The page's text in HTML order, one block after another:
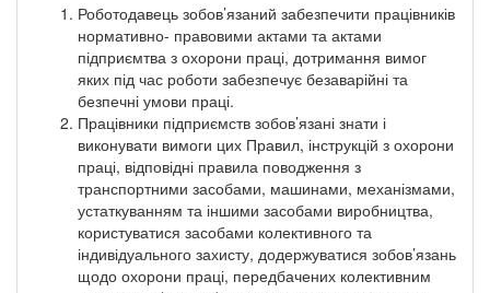
Роботодавець зобов’язаний забезпечити працівників
нормативно- правовими актами та актами
підприємтва з охорони праці, дотримання вимог
яких під час роботи забезпечує безаварійні та
безпечні умови праці.
Працівники підприємств зобов’язані знати і
виконувати вимоги цих Правил, інструкцій з охорони
праці, відповідні правила поводження з
транспортними засобами, машинами, механізмами,
устаткуванням та іншими засобами виробництва,
користуватися засобами колективного та
індивідуального захисту, додержуватися зобов’язань
щодо охорони праці, передбачених колективним